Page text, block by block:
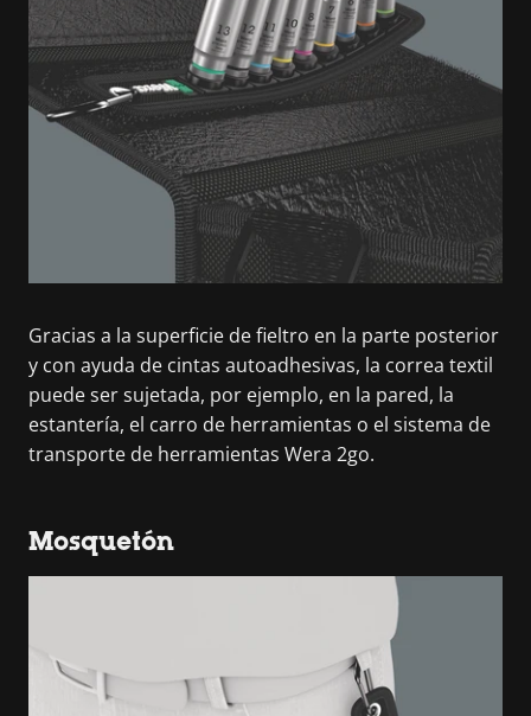
Gracias a la superficie de fieltro en la parte posterior
y con ayuda de cintas autoadhesivas, la correa textil
puede ser sujetada, por ejemplo, en la pared, la
estantería, el carro de herramientas o el sistema de
transporte de herramientas Wera 2go.
Mosquetón